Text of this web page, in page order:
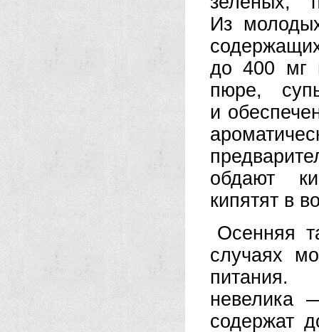
Из
до 400 мг
пюре,
и
обдают
кипятят в
Осенняя
случаях
питания.
невелика
содержат